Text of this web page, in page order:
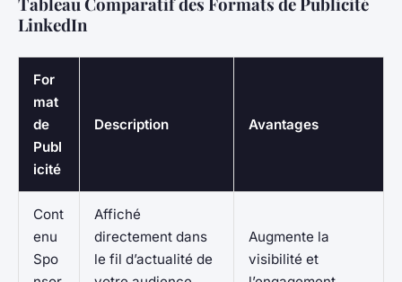
LinkedIn
For
mat
de
Publ
icité
Description Avantages
Cont
enu
Spo
Affiché
directement dans
le fil d’actualité de
Augmente la
visibilité et